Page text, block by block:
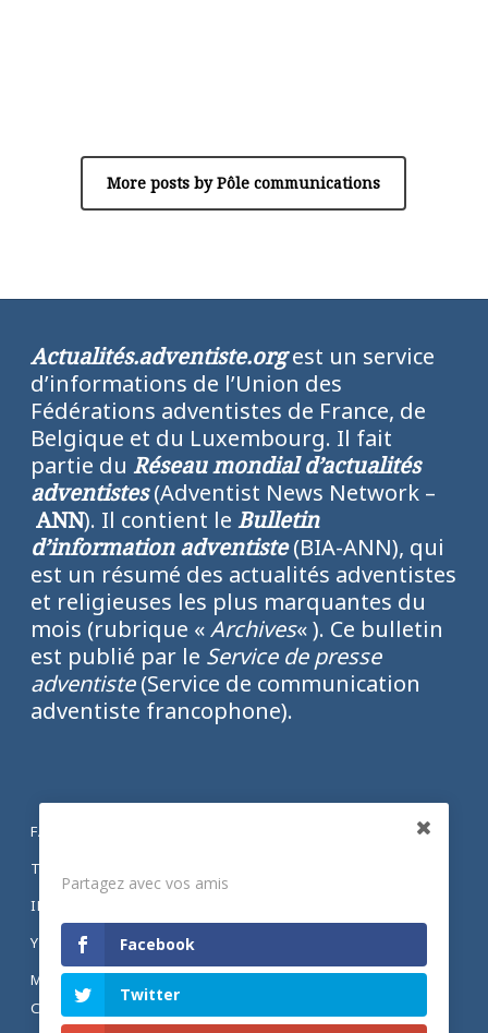
More posts by Pôle communications
Actualités.adventiste.orgest un service
d’informations de l’Union des
Fédérations adventistes de France, de
Belgique et du Luxembourg. Il fait
partie du Réseau mondial d’actualités
adventistes(Adventist News Network –
ANN). Il contient le Bulletin
d’information adventiste(BIA-ANN), qui
est un résumé des actualités adventistes
et religieuses les plus marquantes du
mois (rubrique «Archives« ). Ce bulletin
est publié par le Service de presse
adventiste(Service de communication
adventiste francophone).
FACEBOOK
TWITTER
INSTAGRAM
YOUTUBE
MENTIONS LÉGALES ET POLITIQUE DE
CONFIDENTIALITÉ
Partagez avec vos amis
Facebook
Twitter